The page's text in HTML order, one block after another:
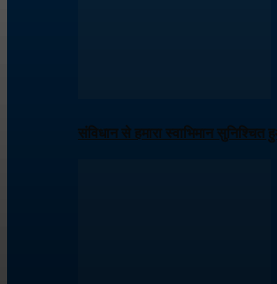
संविधान से हमारा स्वाभिमान